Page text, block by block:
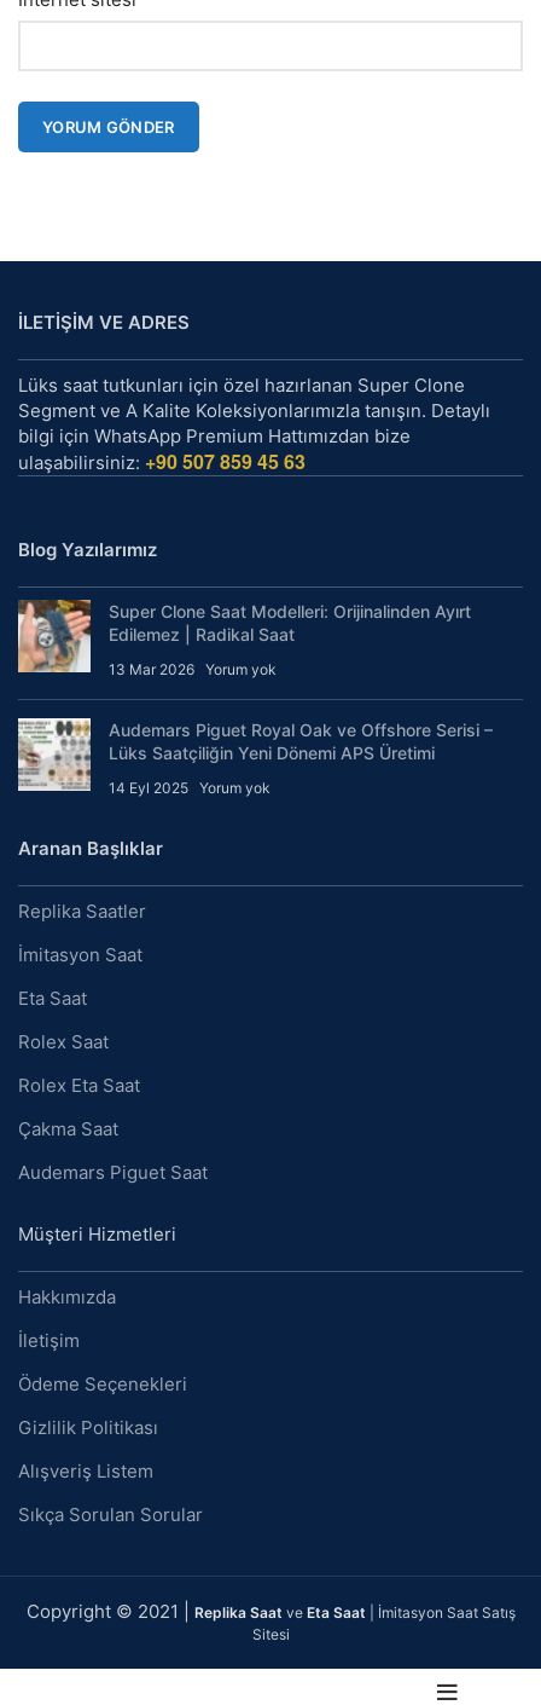
İLETİŞİM VE ADRES
Lüks saat tutkunları için özel hazırlanan Super Clone
Segment ve A Kalite Koleksiyonlarımızla tanışın. Detaylı
bilgi için WhatsApp Premium Hattımızdan bize
ulaşabilirsiniz: +90 507 859 45 63
Blog Yazılarımız
Super Clone Saat Modelleri: Orijinalinden Ayırt
Edilemez | Radikal Saat
13 Mar 2026 Yorum yok
Audemars Piguet Royal Oak ve Offshore Serisi –
Lüks Saatçiliğin Yeni Dönemi APS Üretimi
14 Eyl 2025 Yorum yok
Aranan Başlıklar
Replika Saatler
İmitasyon Saat
Eta Saat
Rolex Saat
Rolex Eta Saat
Çakma Saat
Audemars Piguet Saat
Müşteri Hizmetleri
Hakkımızda
İletişim
Ödeme Seçenekleri
Gizlilik Politikası
Alışveriş Listem
Sıkça Sorulan Sorular
Copyright © 2021 | Replika Saat ve Eta Saat | İmitasyon Saat Satış
Sitesi